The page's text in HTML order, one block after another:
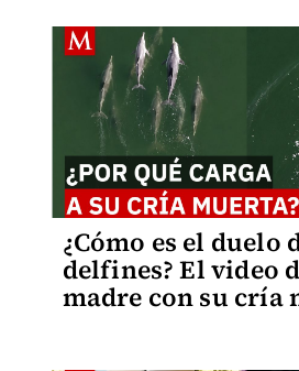
¿Cómo es el duelo
delfines? El video
madre con su cría